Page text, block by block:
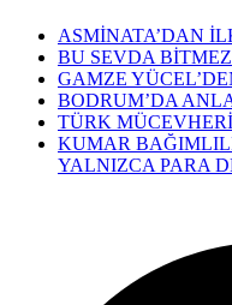
ASMİNATA’DAN
BU SEVDA BİTMEZ
GAMZE
BODRUM’DA
TÜRK
KUMAR
YALNIZCA PARA